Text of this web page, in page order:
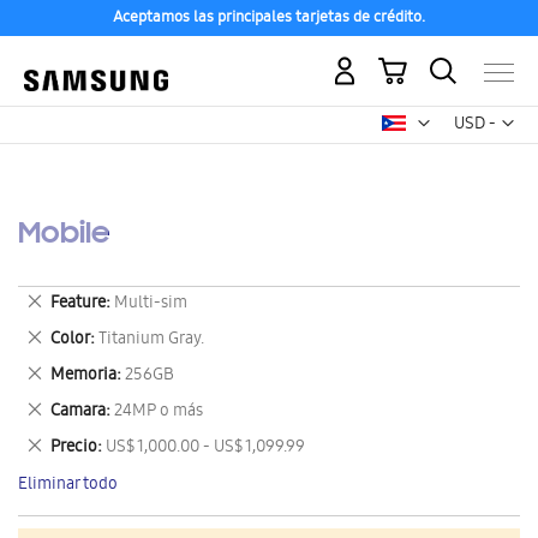
Aceptamos las principales tarjetas de crédito.
USD -
dólar
Mi carrito
Mobile
Feature Multi-sim
Eliminar
este
artículo
Color Titanium Gray.
Eliminar
este
artículo
Memoria 256GB
Eliminar
este
artículo
Camara 24MP o más
Eliminar
este
artículo
Precio US$ 1,000.00 - US$ 1,099.99
Eliminar
este
artículo
Eliminar todo